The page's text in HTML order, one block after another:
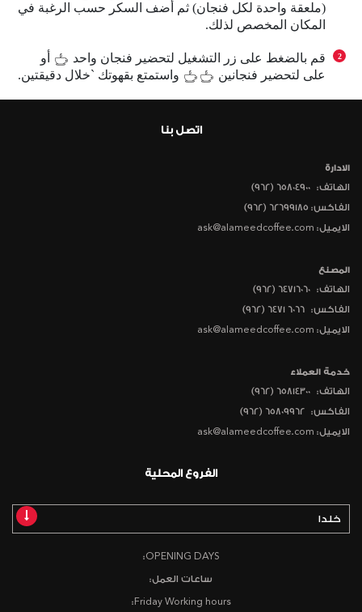
(ملعقة واحدة لكل فنجان) ثم أضف السكر حسب الرغبة في
المكان المخصص لذلك.
قم بالضغط على زر التشغيل لتحضير فنجان واحد
أو
على لتحضير فنجانين
واستمتع بقهوتك `خلال دقيقتين.
اتصل بنا
الادارة
الهاتف: (962) 65804900
الفاكس: 62699185 (962)
الايميل: ask@alameedcoffee.com
المصنع
الهاتف: (962) 64716060
الفاكس: (962) 6471 6066
الايميل: ask@alameedcoffee.com
خدمة العملاء
الهاتف: (962) 65814300
الفاكس: (962) 65809962
الايميل: ask@alameedcoffee.com
الفروع المحلية
خلدا
OPENING DAYS:
ساعات العمل:
Friday Working hours: